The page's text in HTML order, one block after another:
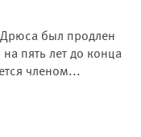
Дрюса был продлен
пять лет до конца
членом...